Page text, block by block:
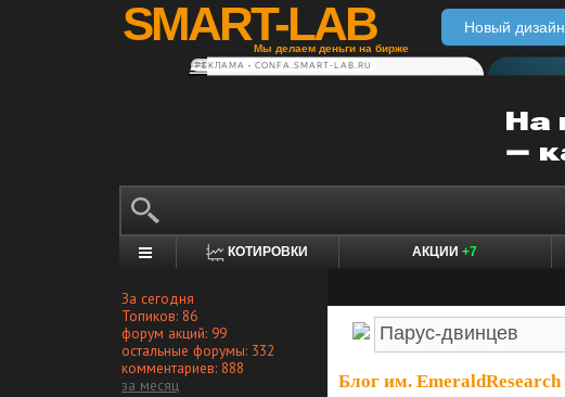
SMART-LAB
Мы делаем деньги на бирже
Новый дизайн
РЕКЛАМА • CONFA.SMART-LAB.RU
КОТИРОВКИ АКЦИИ +7
За сегодня
Топиков: 86
форум акций: 99
остальные форумы: 332
комментариев: 888
за месяц
Блог им. EmeraldResearch|